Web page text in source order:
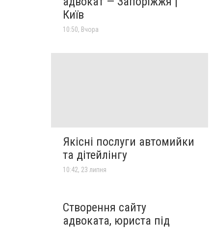
Київ
10:50, Вчора
Якісні послуги автомийки
та дітейлінгу
10:42, 23 липня
Створення сайту
адвоката, юриста під